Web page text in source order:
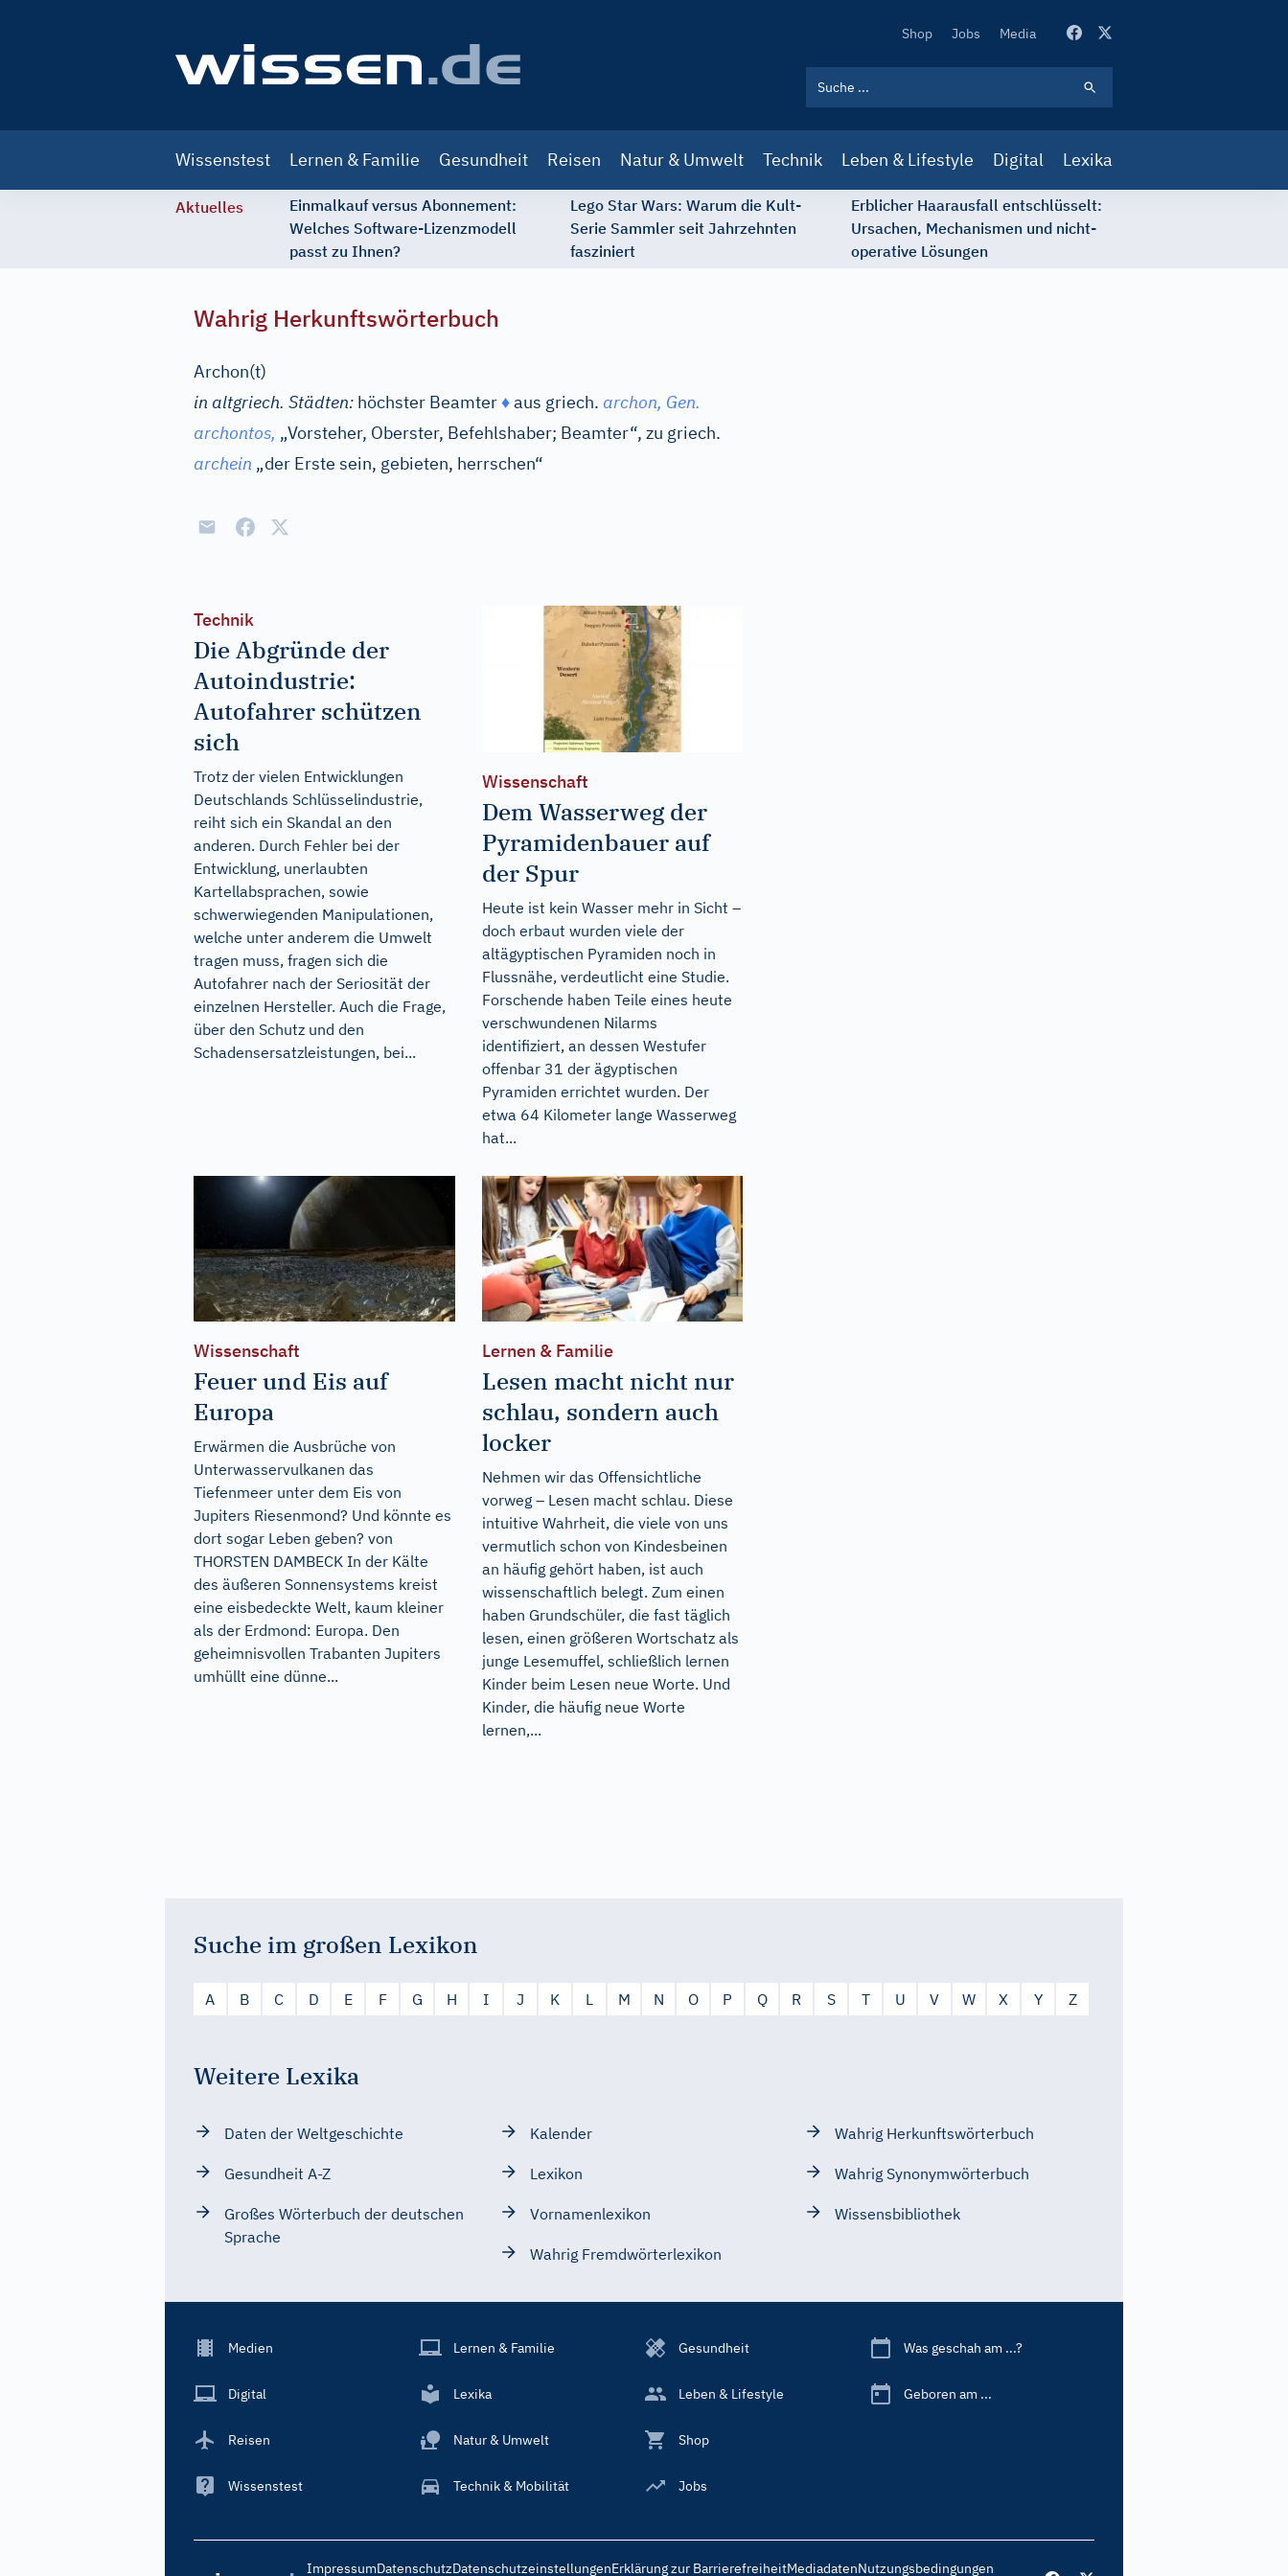
Secondary
Shop Jobs Media
navigation
Wissenstest Lernen & Familie Gesundheit Reisen Natur & Umwelt Technik Leben & Lifestyle Digital Lexika
Aktuelles
Einmalkauf versus Abonnement:
Welches Software-Lizenzmodell
passt zu Ihnen?
Lego Star Wars: Warum die Kult-
Serie Sammler seit Jahrzehnten
fasziniert
Erblicher Haarausfall entschlüsselt:
Ursachen, Mechanismen und nicht-
operative Lösungen
Wahrig Herkunftswörterbuch
Archon(t)
in altgriech. Städten: höchster Beamter♦aus griech. archon, Gen.
archontos, „Vorsteher, Oberster, Befehlshaber; Beamter“, zu griech.
archein „der Erste sein, gebieten, herrschen“
Technik
Die Abgründe der
Autoindustrie:
Autofahrer schützen
sich
Trotz der vielen Entwicklungen
Deutschlands Schlüsselindustrie,
reiht sich ein Skandal an den
anderen. Durch Fehler bei der
Entwicklung, unerlaubten
Kartellabsprachen, sowie
schwerwiegenden Manipulationen,
welche unter anderem die Umwelt
tragen muss, fragen sich die
Autofahrer nach der Seriosität der
einzelnen Hersteller. Auch die Frage,
über den Schutz und den
Schadensersatzleistungen, bei...
Wissenschaft
Dem Wasserweg der
Pyramidenbauer auf
der Spur
Heute ist kein Wasser mehr in Sicht –
doch erbaut wurden viele der
altägyptischen Pyramiden noch in
Flussnähe, verdeutlicht eine Studie.
Forschende haben Teile eines heute
verschwundenen Nilarms
identifiziert, an dessen Westufer
offenbar 31 der ägyptischen
Pyramiden errichtet wurden. Der
etwa 64 Kilometer lange Wasserweg
hat...
Wissenschaft
Feuer und Eis auf
Europa
Erwärmen die Ausbrüche von
Unterwasservulkanen das
Tiefenmeer unter dem Eis von
Jupiters Riesenmond? Und könnte es
dort sogar Leben geben? von
THORSTEN DAMBECK In der Kälte
des äußeren Sonnensystems kreist
eine eisbedeckte Welt, kaum kleiner
als der Erdmond: Europa. Den
geheimnisvollen Trabanten Jupiters
umhüllt eine dünne...
Lernen & Familie
Lesen macht nicht nur
schlau, sondern auch
locker
Nehmen wir das Offensichtliche
vorweg – Lesen macht schlau. Diese
intuitive Wahrheit, die viele von uns
vermutlich schon von Kindesbeinen
an häufig gehört haben, ist auch
wissenschaftlich belegt. Zum einen
haben Grundschüler, die fast täglich
lesen, einen größeren Wortschatz als
junge Lesemuffel, schließlich lernen
Kinder beim Lesen neue Worte. Und
Kinder, die häufig neue Worte
lernen,...
Suche im großen Lexikon
A B C D E F G H I J K L M N O P Q R S T U V W X Y Z
Weitere Lexika
Daten der Weltgeschichte
Gesundheit A-Z
Großes Wörterbuch der deutschen
Sprache
Kalender
Lexikon
Vornamenlexikon
Wahrig Fremdwörterlexikon
Wahrig Herkunftswörterbuch
Wahrig Synonymwörterbuch
Wissensbibliothek
Footer
Main
Medien
Digital
Reisen
Wissenstest
Lernen & Familie
Lexika
Natur & Umwelt
Technik & Mobilität
Gesundheit
Leben & Lifestyle
Shop
Jobs
Was geschah am ...?
Geboren am ...
Footer
ImpressumDatenschutzDatenschutzeinstellungenErklärung zur BarrierefreiheitMediadatenNutzungsbedingungen